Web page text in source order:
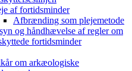
af fortidsminder
Afbrænding som plejemetode
og håndhævelse af regler om
fortidsminder
om arkæologiske